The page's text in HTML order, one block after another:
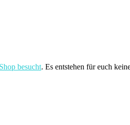
besucht. Es entstehen für euch